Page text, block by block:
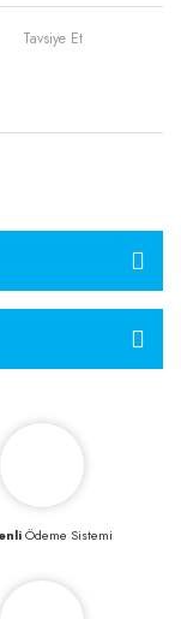
Tavsiye Et
Ödeme Sistemi